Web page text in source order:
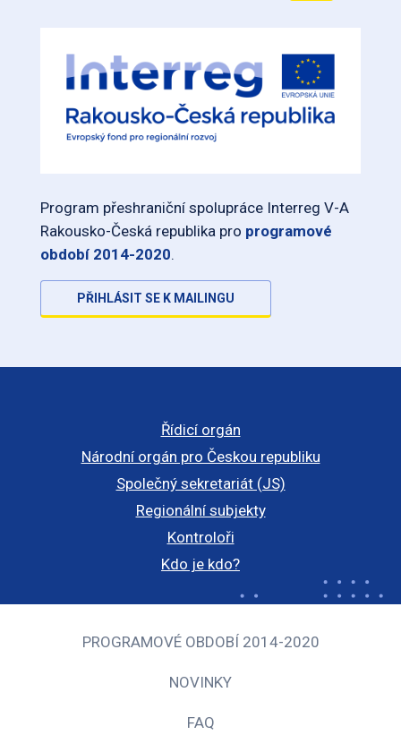
Program přeshraniční spolupráce Interreg V-A
Rakousko-Česká republika pro programové
období 2014-2020.
PŘIHLÁSIT SE K MAILINGU
Řídicí orgán
Národní orgán pro Českou republiku
Společný sekretariát (JS)
Regionální subjekty
Kontroloři
Kdo je kdo?
PROGRAMOVÉ OBDOBÍ 2014-2020
NOVINKY
FAQ